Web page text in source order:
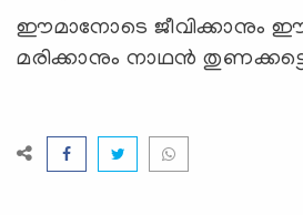
ഈമാനോടെ ജീവിക്കാനും
മരിക്കാനും നാഥന്‍